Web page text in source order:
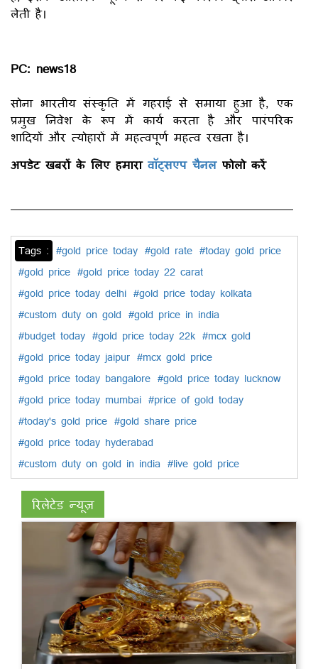
लेती है।
PC: news18
सोना भारतीय संस्कृति में गहराई से समाया हुआ है, एक
प्रमुख निवेश के रूप में कार्य करता है और पारंपरिक
शादियों और त्योहारों में महत्वपूर्ण महत्व रखता है।
अपडेट खबरों के लिए हमारा वॉट्सएप चैनल फोलो करें
Tags : #gold price today #gold rate #today gold price
#gold price #gold price today 22 carat
#gold price today delhi #gold price today kolkata
#custom duty on gold #gold price in india
#budget today #gold price today 22k #mcx gold
#gold price today jaipur #mcx gold price
#gold price today bangalore #gold price today lucknow
#gold price today mumbai #price of gold today
#today's gold price #gold share price
#gold price today hyderabad
#custom duty on gold in india #live gold price
रिलेटेड न्यूज़